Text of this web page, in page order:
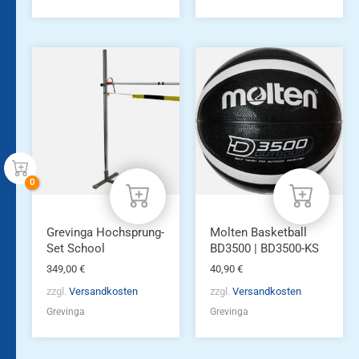
Grevinga Hochsprung-
Set School
349,00 €
zzgl. Versandkosten
Grevinga
Molten Basketball
BD3500 | BD3500-KS
40,90 €
zzgl. Versandkosten
Grevinga